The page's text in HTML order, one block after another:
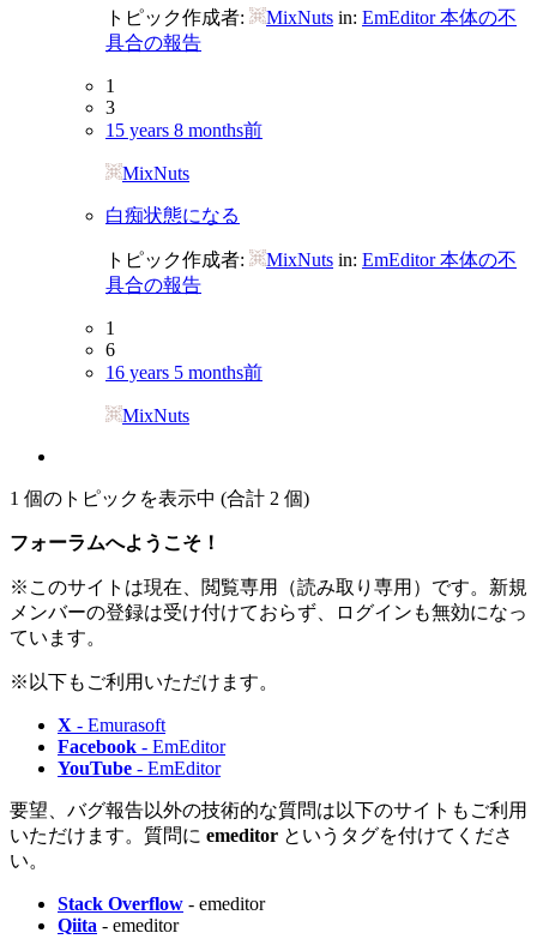
トピック作成者: MixNuts in: EmEditor 本体の不
具合の報告
1
3
15 years 8 months前
MixNuts
白痴状態になる
トピック作成者: MixNuts in: EmEditor 本体の不
具合の報告
1
6
16 years 5 months前
MixNuts
1 個のトピックを表示中 (合計 2 個)
フォーラムへようこそ！
※このサイトは現在、閲覧専用（読み取り専用）です。新規
メンバーの登録は受け付けておらず、ログインも無効になっ
ています。
※以下もご利用いただけます。
X - Emurasoft
Facebook - EmEditor
YouTube - EmEditor
要望、バグ報告以外の技術的な質問は以下のサイトもご利用
いただけます。質問に emeditor というタグを付けてくださ
い。
Stack Overflow - emeditor
Qiita - emeditor